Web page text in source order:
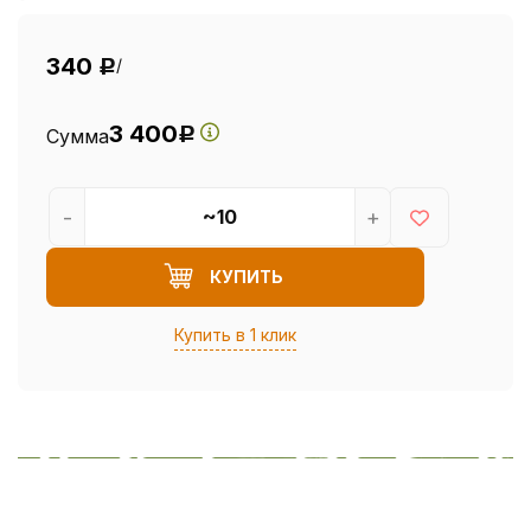
340 Р/
Сумма3 400Р
КУПИТЬ
Купить в 1 клик
- +